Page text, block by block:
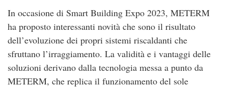
In occasione di Smart Building Expo 2023, METERM
ha proposto interessanti novità che sono il risultato
dell’evoluzione dei propri sistemi riscaldanti che
sfruttano l’irraggiamento. La validità e i vantaggi delle
soluzioni derivano dalla tecnologia messa a punto da
METERM, che replica il funzionamento del sole